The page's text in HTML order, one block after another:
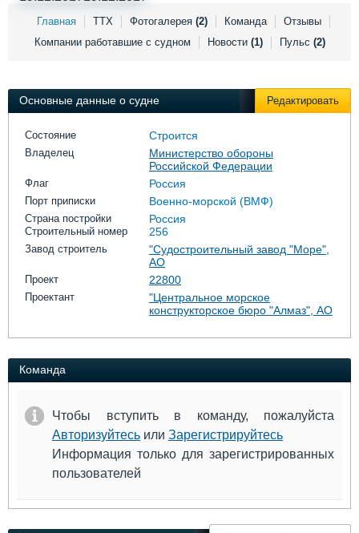
Личности
Словарь
Форум
Отзывы
Главная ТТХ Фотогалерея (2) Команда
Отзывы
Компании работавшие с судном
Новости (1) Пульс (2)
Основные данные о судне Редактировать
Состояние Строится
Владелец
Министерство обороны
Российской Федерации
Флаг Россия
Порт приписки Военно-морской (ВМФ)
Страна постройки Россия
Строительный номер 256
Завод строитель
"Судостроительный завод "Море",
AO
Проект 22800
Проектант
"Центральное морское
конструкторское бюро "Алмаз", АО
Команда
Чтобы вступить в команду, пожалуйста
Авторизуйтесь или Зарегистрируйтесь
Информация только для зарегистрированных
пользователей